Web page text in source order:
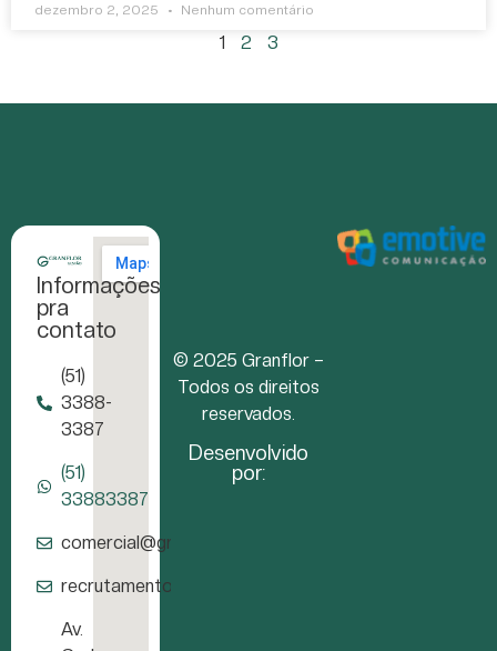
dezembro 2, 2025 Nenhum comentário
1 2 3
Informações
pra
contato
(51)
3388-
3387
(51)
33883387
comercial@granflor.com.br
recrutamento@granflor.com.br
Av.
© 2025 Granflor –
Todos os direitos
reservados.
Desenvolvido
por: